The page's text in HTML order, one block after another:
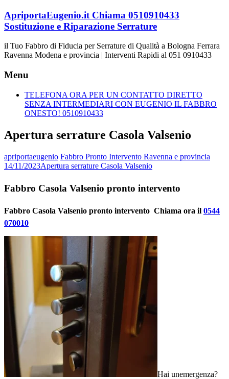
Vai
al
contenuto
ApriportaEugenio.it Chiama 0510910433
Sostituzione e Riparazione Serrature
il Tuo Fabbro di Fiducia per Serrature di Qualità a Bologna Ferrara
Ravenna Modena e provincia | Interventi Rapidi al 051 0910433
Menu
TELEFONA ORA PER UN CONTATTO DIRETTO
SENZA INTERMEDIARI CON EUGENIO IL FABBRO
ONESTO! 0510910433
Apertura serrature Casola Valsenio
apriportaeugenio Fabbro Pronto Intervento Ravenna e provincia
14/11/2023Apertura serrature Casola Valsenio
Fabbro Casola Valsenio pronto intervento
Fabbro Casola Valsenio pronto intervento  Chiama ora il 0544
070010
Hai unemergenza?